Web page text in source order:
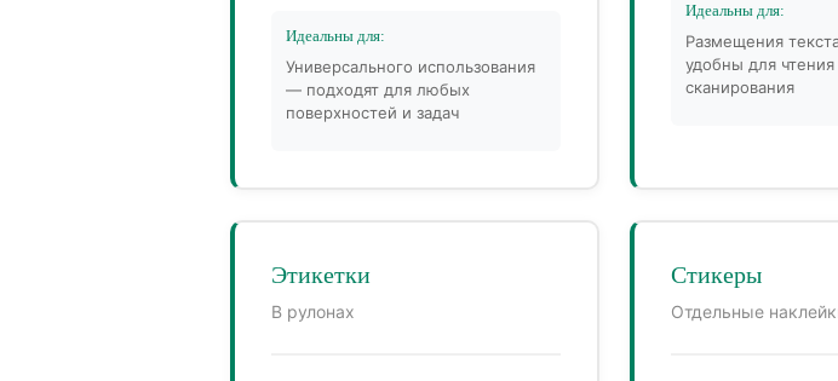
Идеальны для:
Универсального использования
— подходят для любых
поверхностей и задач
Идеальны для:
Размещения
удобны для чтения
сканирования
Этикетки
В рулонах
Стикеры
Отдельные